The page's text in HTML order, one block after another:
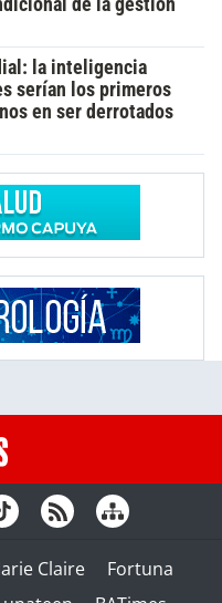
de la gestión
la inteligencia
serían los primeros
en ser derrotados
Claire
Fortuna